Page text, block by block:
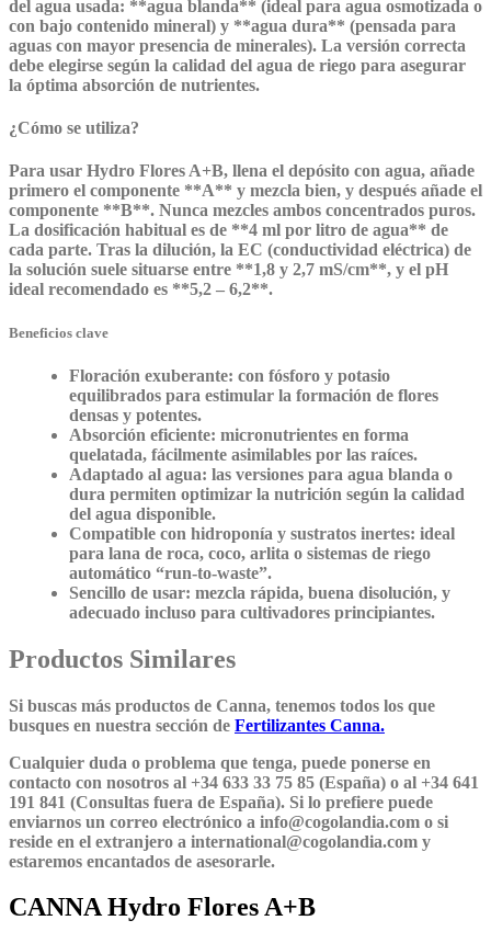
del agua usada: **agua blanda** (ideal para agua osmotizada o
con bajo contenido mineral) y **agua dura** (pensada para
aguas con mayor presencia de minerales). La versión correcta
debe elegirse según la calidad del agua de riego para asegurar
la óptima absorción de nutrientes.
¿Cómo se utiliza?
Para usar Hydro Flores A+B, llena el depósito con agua, añade
primero el componente **A** y mezcla bien, y después añade el
componente **B**. Nunca mezcles ambos concentrados puros.
La dosificación habitual es de **4 ml por litro de agua** de
cada parte. Tras la dilución, la EC (conductividad eléctrica) de
la solución suele situarse entre **1,8 y 2,7 mS/cm**, y el pH
ideal recomendado es **5,2 – 6,2**.
Beneficios clave
Floración exuberante: con fósforo y potasio
equilibrados para estimular la formación de flores
densas y potentes.
Absorción eficiente: micronutrientes en forma
quelatada, fácilmente asimilables por las raíces.
Adaptado al agua: las versiones para agua blanda o
dura permiten optimizar la nutrición según la calidad
del agua disponible.
Compatible con hidroponía y sustratos inertes: ideal
para lana de roca, coco, arlita o sistemas de riego
automático “run-to-waste”.
Sencillo de usar: mezcla rápida, buena disolución, y
adecuado incluso para cultivadores principiantes.
Productos Similares
Si buscas más productos de Canna, tenemos todos los que
busques en nuestra sección de Fertilizantes Canna.
Cualquier duda o problema que tenga, puede ponerse en
contacto con nosotros al +34 633 33 75 85 (España) o al +34 641
191 841 (Consultas fuera de España). Si lo prefiere puede
enviarnos un correo electrónico a info@cogolandia.com o si
reside en el extranjero a international@cogolandia.com y
estaremos encantados de asesorarle.
CANNA Hydro Flores A+B